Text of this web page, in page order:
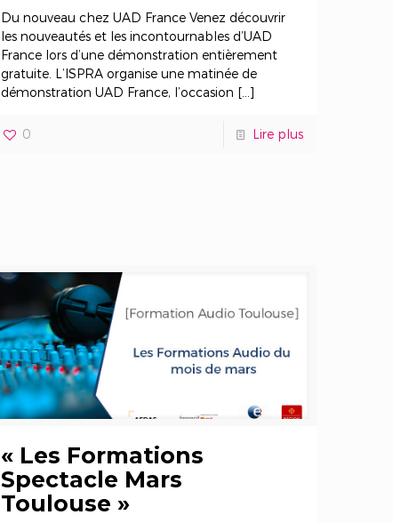
Du nouveau chez UAD France Venez découvrir
les nouveautés et les incontournables d’UAD
France lors d’une démonstration entièrement
gratuite. L’ISPRA organise une matinée de
démonstration UAD France, l’occasion […]
0 Lire plus
« Les Formations
Spectacle Mars
Toulouse »